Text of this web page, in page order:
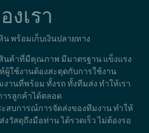
งเรา
พร้อมเก็บเงินปลายทาง
นค้าที่มีคุณภาพ มีมาตรฐาน แข็งแรง
ผู้ใช้งานต้องสะดุดกับการใช้งาน
งานที่พร้อม ทั้งรถ ทั้งทีมส่ง ทำให้เรา
รลูกค้าได้ตลอด
ะสบการณ์การจัดส่งของทีมงาน ทำให้
งวัสดุถึงมือท่าน ได้รวดเร็ว ไม่ต้องรอ